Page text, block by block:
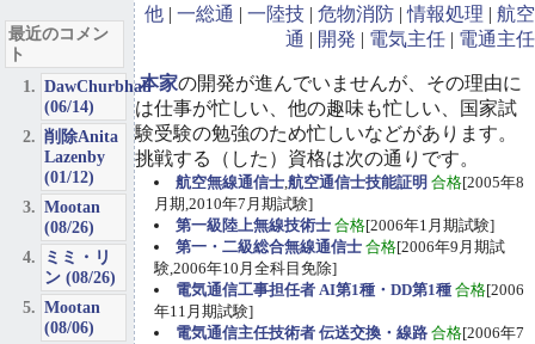
他 | 一総通 | 一陸技 | 危物消防 |情報処理 | 航空
通 | 開発 | 電気主任 | 電通主任
本家の開発が進んでいませんが、その理由に
は仕事が忙しい、他の趣味も忙しい、国家試
験受験の勉強のため忙しいなどがあります。
挑戦する（した）資格は次の通りです。
航空無線通信士,航空通信士技能証明 合格[2005年8
月期,2010年7月期試験]
第一級陸上無線技術士 合格[2006年1月期試験]
第一・二級総合無線通信士 合格[2006年9月期試
験,2006年10月全科目免除]
電気通信工事担任者 AI第1種・DD第1種 合格[2006
年11月期試験]
電気通信主任技術者 伝送交換・線路 合格[2006年7
最近のコメン
ト
DawChurbhab
(06/14)
削除Anita
Lazenby
(01/12)
Mootan
(08/26)
ミミ・リ
ン (08/26)
Mootan
(08/06)